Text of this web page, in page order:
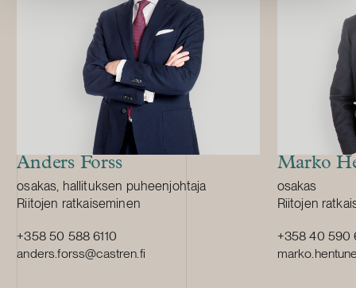
Anders Forss
Position:
osakas, hallituksen puheenjohtaja
Primary service
Riitojen ratkaiseminen
+358 50 588 6110
anders.forss@castren.fi
Marko
Position:
osakas
Primary
Riitojen
+358 40 590